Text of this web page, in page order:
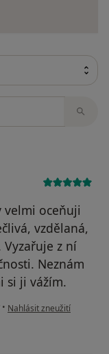
velmi oceňuji
vzdělaná,
z ní
Neznám
si ji vážím.
• podle názoru uživatele
Nahlásit zneužití